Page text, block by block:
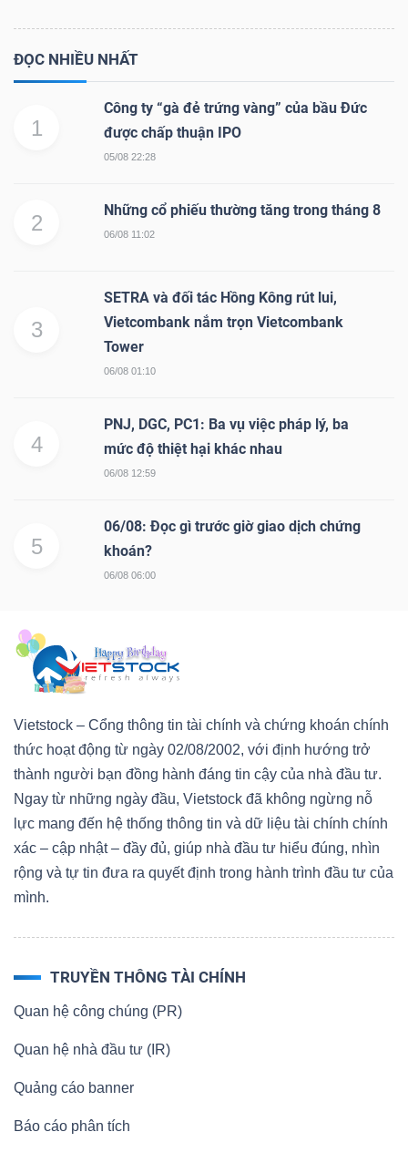
ĐỌC NHIỀU NHẤT
1
Công ty “gà đẻ trứng vàng” của bầu Đức
được chấp thuận IPO
05/08 22:28
2
Những cổ phiếu thường tăng trong tháng 8
06/08 11:02
3
SETRA và đối tác Hồng Kông rút lui,
Vietcombank nắm trọn Vietcombank
Tower
06/08 01:10
4
PNJ, DGC, PC1: Ba vụ việc pháp lý, ba
mức độ thiệt hại khác nhau
06/08 12:59
5
06/08: Đọc gì trước giờ giao dịch chứng
khoán?
06/08 06:00
Vietstock – Cổng thông tin tài chính và chứng khoán chính
thức hoạt động từ ngày 02/08/2002, với định hướng trở
thành người bạn đồng hành đáng tin cậy của nhà đầu tư.
Ngay từ những ngày đầu, Vietstock đã không ngừng nỗ
lực mang đến hệ thống thông tin và dữ liệu tài chính chính
xác – cập nhật – đầy đủ, giúp nhà đầu tư hiểu đúng, nhìn
rộng và tự tin đưa ra quyết định trong hành trình đầu tư của
mình.
TRUYỀN THÔNG TÀI CHÍNH
Quan hệ công chúng (PR)
Quan hệ nhà đầu tư (IR)
Quảng cáo banner
Báo cáo phân tích